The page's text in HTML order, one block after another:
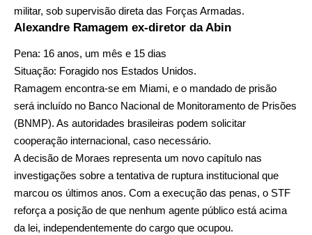
militar, sob supervisão direta das Forças Armadas.
Alexandre Ramagem ex-diretor da Abin
Pena: 16 anos, um mês e 15 dias
Situação: Foragido nos Estados Unidos.
Ramagem encontra-se em Miami, e o mandado de prisão
será incluído no Banco Nacional de Monitoramento de Prisões
(BNMP). As autoridades brasileiras podem solicitar
cooperação internacional, caso necessário.
A decisão de Moraes representa um novo capítulo nas
investigações sobre a tentativa de ruptura institucional que
marcou os últimos anos. Com a execução das penas, o STF
reforça a posição de que nenhum agente público está acima
da lei, independentemente do cargo que ocupou.